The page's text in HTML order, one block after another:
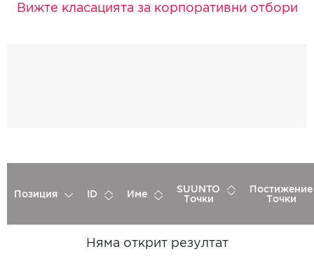
Вижте класацията за корпоративни отбори
Позиция ID Име
SUUNTO
Точки
Постижение
Точки
Няма открит резултат